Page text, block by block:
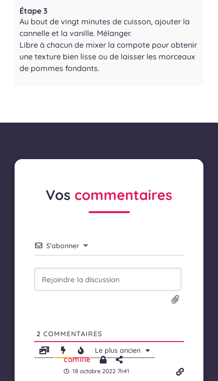
Étape 3
Au bout de vingt minutes de cuisson, ajouter la
cannelle et la vanille. Mélanger.
Libre à chacun de mixer la compote pour obtenir
une texture bien lisse ou de laisser les morceaux
de pommes fondants.
Vos commentaires
S’abonner
2 COMMENTAIRES
Le plus ancien
camille
18 octobre 2022 7h41